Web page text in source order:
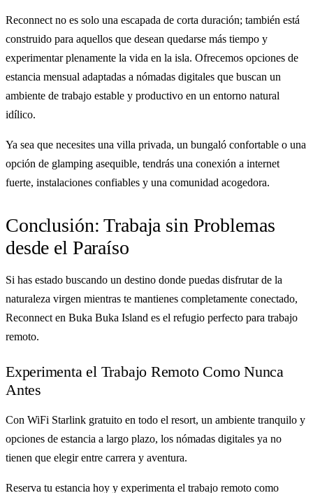
Reconnect no es solo una escapada de corta duración; también está
construido para aquellos que desean quedarse más tiempo y
experimentar plenamente la vida en la isla. Ofrecemos opciones de
estancia mensual adaptadas a nómadas digitales que buscan un
ambiente de trabajo estable y productivo en un entorno natural
idílico.
Ya sea que necesites una villa privada, un bungaló confortable o una
opción de glamping asequible, tendrás una conexión a internet
fuerte, instalaciones confiables y una comunidad acogedora.
Conclusión: Trabaja sin Problemas
desde el Paraíso
Si has estado buscando un destino donde puedas disfrutar de la
naturaleza virgen mientras te mantienes completamente conectado,
Reconnect en Buka Buka Island es el refugio perfecto para trabajo
remoto.
Experimenta el Trabajo Remoto Como Nunca
Antes
Con WiFi Starlink gratuito en todo el resort, un ambiente tranquilo y
opciones de estancia a largo plazo, los nómadas digitales ya no
tienen que elegir entre carrera y aventura.
Reserva tu estancia hoy y experimenta el trabajo remoto como